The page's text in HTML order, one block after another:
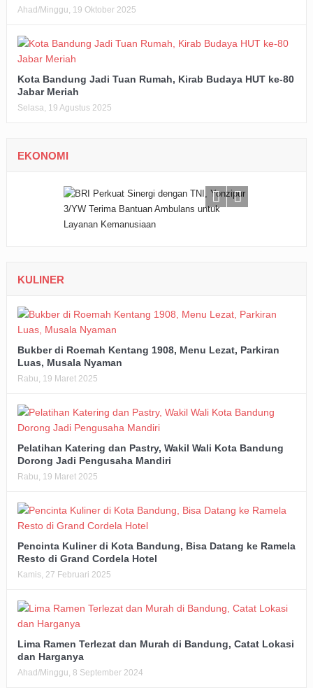
Ahad/Minggu, 19 Oktober 2025
Kota Bandung Jadi Tuan Rumah, Kirab Budaya HUT ke-80
Jabar Meriah
Selasa, 19 Agustus 2025
EKONOMI
KULINER
Bukber di Roemah Kentang 1908, Menu Lezat, Parkiran
Luas, Musala Nyaman
Rabu, 19 Maret 2025
Pelatihan Katering dan Pastry, Wakil Wali Kota Bandung
Dorong Jadi Pengusaha Mandiri
Rabu, 19 Maret 2025
Pencinta Kuliner di Kota Bandung, Bisa Datang ke Ramela
Resto di Grand Cordela Hotel
Kamis, 27 Februari 2025
Lima Ramen Terlezat dan Murah di Bandung, Catat Lokasi
dan Harganya
Ahad/Minggu, 8 September 2024